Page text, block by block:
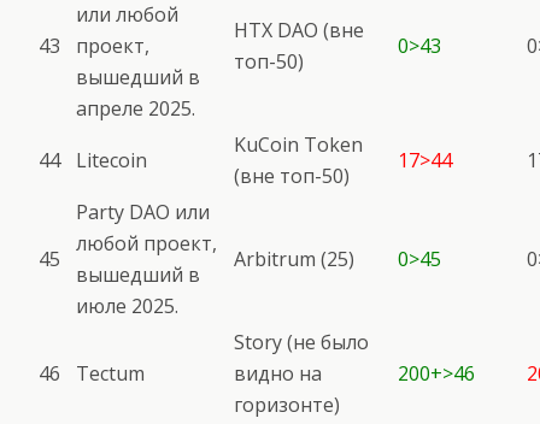
43
или любой
проект,
вышедший в
апреле 2025.
HTX DAO (вне
топ-50)
0>43
44 Litecoin
KuCoin Token
(вне топ-50)
17>44
45
Party DAO или
любой проект,
вышедший в
июле 2025.
Arbitrum (25) 0>45
46 Tectum
Story (не было
видно на
горизонте)
200+>46